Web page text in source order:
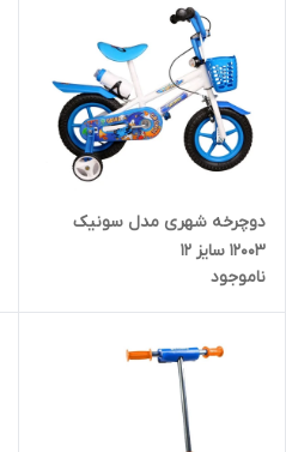
دوچرخه شهری مدل سونیک
12003 سایز 12
ناموجود